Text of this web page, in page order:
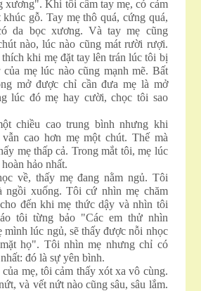
xương". Khi tôi cầm tay mẹ, có cảm
gỗ. Tay mẹ thô quá, cứng quá,
da bọc xương. Và tay mẹ cũng
nào, lúc nào cũng mát rười rượi.
khi mẹ đặt tay lên trán lúc tôi bị
mẹ lúc nào cũng mạnh mẽ. Bất
mở được chỉ cần đưa mẹ là mở
lúc đó mẹ hay cười, chọc tôi sao
chiều cao trung bình nhưng khi
cao hơn mẹ một chút. Thế mà
mẹ thấp cả. Trong mắt tôi, mẹ lúc
hảo nhất.
về, thấy mẹ đang nằm ngủ. Tôi
ngồi xuống. Tôi cứ nhìn mẹ chăm
đến khi mẹ thức dậy và nhìn tôi
tôi từng bảo "Các em thử nhìn
mình lúc ngủ, sẽ thấy được nỗi nhọc
họ". Tôi nhìn mẹ nhưng chỉ có
đó là sự yên bình.
mẹ, tôi cảm thấy xót xa vô cùng.
và vết nứt nào cũng sâu, sâu lắm.